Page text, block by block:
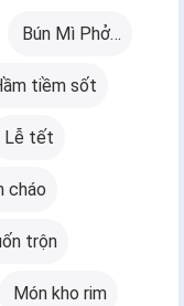
Bún Mì Phở…
tiềm sốt
Lễ tết
cháo
trộn
Món kho rim